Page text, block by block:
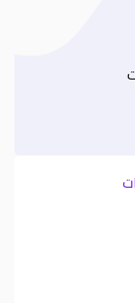
Total
Most